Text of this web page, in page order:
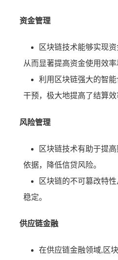
资金管理
区块链技术能够实现
从而显著提高资金使用效
利用区块链强大的智
干预，极大地提高了结算
风险管理
区块链技术有助于提
依据，降低信贷风险。
区块链的不可篡改特
稳定。
供应链金融
在供应链金融领域,区